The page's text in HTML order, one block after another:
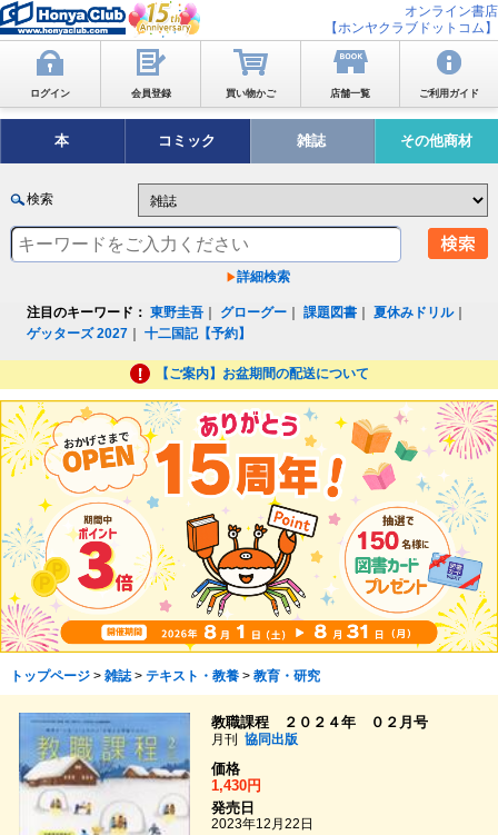
オンライン書店
【ホンヤクラブドットコム】
ログイン 会員登録 買い物かご 店舗一覧 ご利用ガイド
本 コミック 雑誌 その他商材
検索
詳細検索
注目のキーワード： 東野圭吾 グローグー ｜課題図書 ｜夏休みドリル｜
ゲッターズ 2027 ｜十二国記【予約】
【ご案内】お盆期間の配送について
トップページ> 雑誌> テキスト・教養> 教育・研究
教職課程 ２０２４年 ０２月号
月刊協同出版
価格
1,430円
発売日
2023年12月22日